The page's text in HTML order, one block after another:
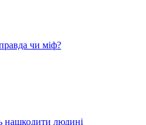
чи міф?
нашкодити людині